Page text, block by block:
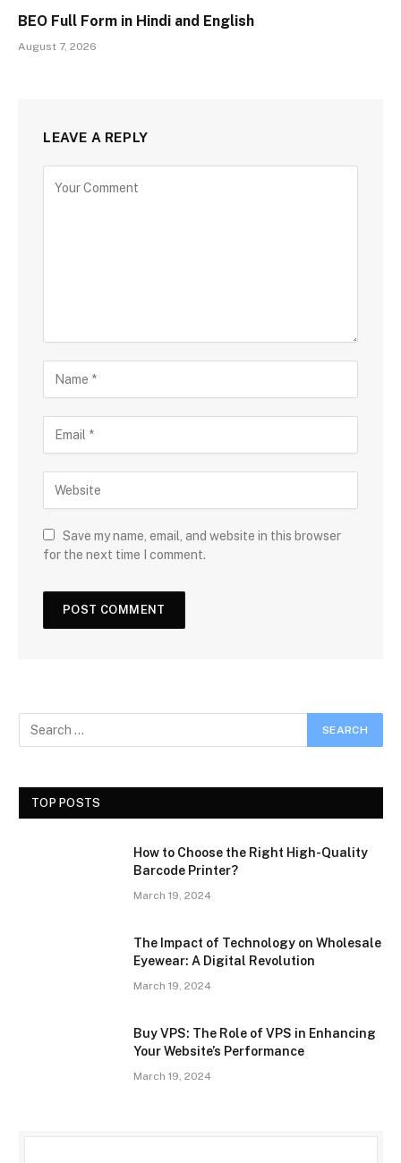
BEO Full Form in Hindi and English
August 7, 2026
LEAVE A REPLY
Save my name, email, and website in this browser
for the next time I comment.
TOP POSTS
How to Choose the Right High-Quality
Barcode Printer?
March 19, 2024
The Impact of Technology on Wholesale
Eyewear: A Digital Revolution
March 19, 2024
Buy VPS: The Role of VPS in Enhancing
Your Website’s Performance
March 19, 2024